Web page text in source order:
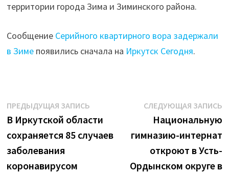
территории города Зима и Зиминского района.
Сообщение Серийного квартирного вора задержали
в Зимепоявились сначала на Иркутск Сегодня.
Навигация
по
записям
ПРЕДЫДУЩАЯ ЗАПИСЬПредыдущая
запись:
В Иркутской области
сохраняется 85 случаев
заболевания
коронавирусом
СЛЕДУЮЩАЯ ЗАПИСЬ
Национальную
гимназию-интернат
откроют в Усть-
Ордынском округе в